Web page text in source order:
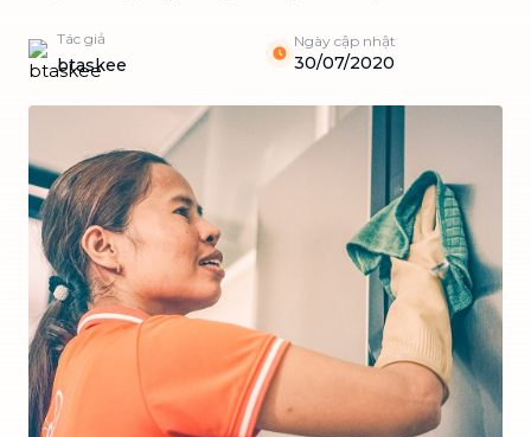
Tác giả
btaskee
Ngày cập nhật
30/07/2020